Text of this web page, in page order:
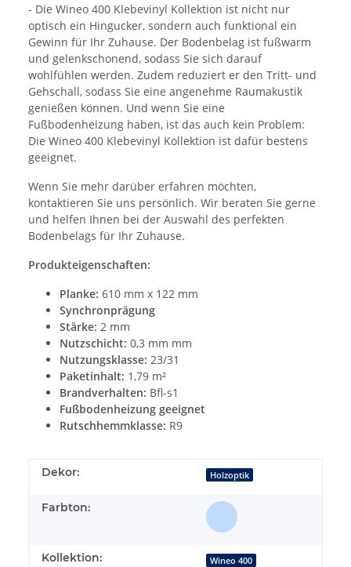
- Die Wineo 400 Klebevinyl Kollektion ist nicht nur
optisch ein Hingucker, sondern auch funktional ein
Gewinn für Ihr Zuhause. Der Bodenbelag ist fußwarm
und gelenkschonend, sodass Sie sich darauf
wohlfühlen werden. Zudem reduziert er den Tritt- und
Gehschall, sodass Sie eine angenehme Raumakustik
genießen können. Und wenn Sie eine
Fußbodenheizung haben, ist das auch kein Problem:
Die Wineo 400 Klebevinyl Kollektion ist dafür bestens
geeignet.
Wenn Sie mehr darüber erfahren möchten,
kontaktieren Sie uns persönlich. Wir beraten Sie gerne
und helfen Ihnen bei der Auswahl des perfekten
Bodenbelags für Ihr Zuhause.
Produkteigenschaften:
Planke: 610 mm x 122 mm
Synchronprägung
Stärke: 2 mm
Nutzschicht: 0,3 mm mm
Nutzungsklasse: 23/31
Paketinhalt: 1,79 m²
Brandverhalten: Bfl-s1
Fußbodenheizung geeignet
Rutschhemmklasse: R9
Dekor: Holzoptik
Farbton:
Kollektion: Wineo 400